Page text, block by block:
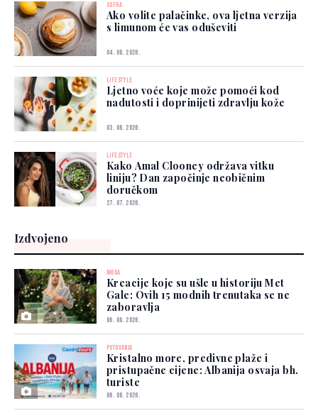
SOFRA
Ako volite palačinke, ova ljetna verzija
s limunom će vas oduševiti
04. 08. 2026.
LIFESTYLE
Ljetno voće koje može pomoći kod
nadutosti i doprinijeti zdravlju kože
03. 08. 2026.
LIFESTYLE
Kako Amal Clooney održava vitku
liniju? Dan započinje neobičnim
doručkom
27. 07. 2026.
Izdvojeno
MODA
Kreacije koje su ušle u historiju Met
Gale: Ovih 15 modnih trenutaka se ne
zaboravlja
06. 08. 2026.
PUTOVANJA
Kristalno more, predivne plaže i
pristupačne cijene: Albanija osvaja bh.
turiste
06. 08. 2026.